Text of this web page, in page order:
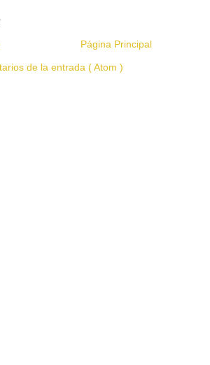
Página Principal
de la entrada ( Atom )